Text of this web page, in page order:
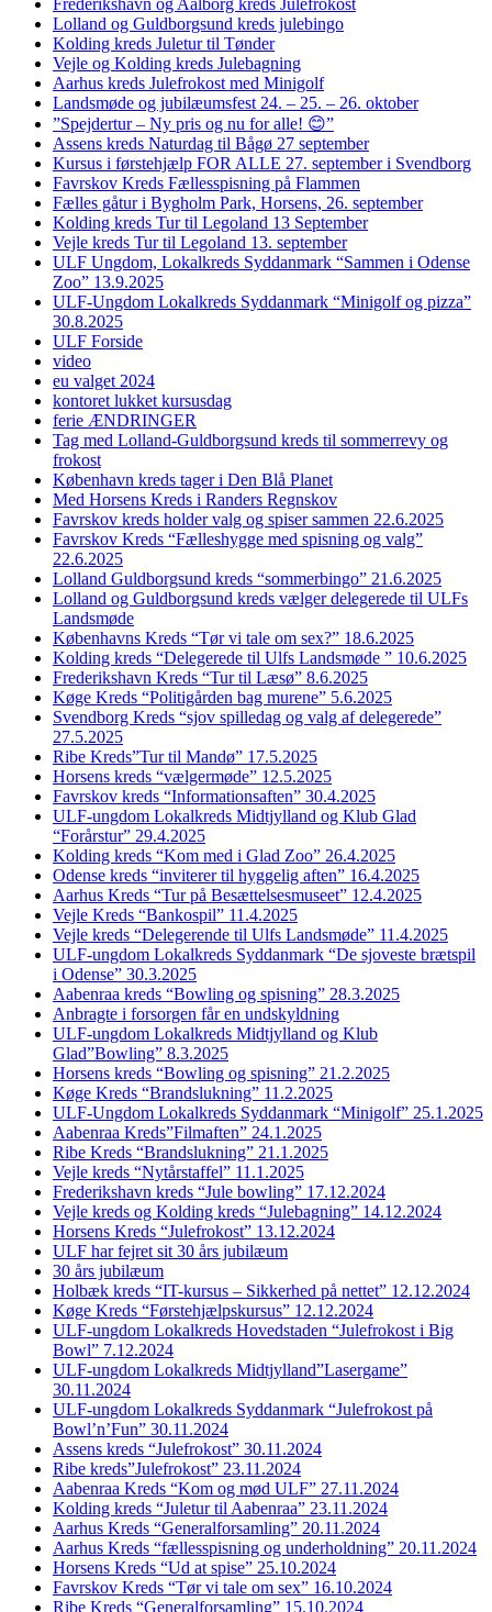
Lolland og Guldborgsund kreds julebingo
Kolding kreds Juletur til Tønder
Vejle og Kolding kreds Julebagning
Aarhus kreds Julefrokost med Minigolf
Landsmøde og jubilæumsfest 24. – 25. – 26. oktober
”Spejdertur – Ny pris og nu for alle! 😊”
Assens kreds Naturdag til Bågø 27 september
Kursus i førstehjælp FOR ALLE 27. september i Svendborg
Favrskov Kreds Fællesspisning på Flammen
Fælles gåtur i Bygholm Park, Horsens, 26. september
Kolding kreds Tur til Legoland 13 September
Vejle kreds Tur til Legoland 13. september
ULF Ungdom, Lokalkreds Syddanmark “Sammen i Odense
Zoo” 13.9.2025
ULF-Ungdom Lokalkreds Syddanmark “Minigolf og pizza”
30.8.2025
ULF Forside
video
eu valget 2024
kontoret lukket kursusdag
ferie ÆNDRINGER
Tag med Lolland-Guldborgsund kreds til sommerrevy og
frokost
København kreds tager i Den Blå Planet
Med Horsens Kreds i Randers Regnskov
Favrskov kreds holder valg og spiser sammen 22.6.2025
Favrskov Kreds “Fælleshygge med spisning og valg”
22.6.2025
Lolland Guldborgsund kreds “sommerbingo” 21.6.2025
Lolland og Guldborgsund kreds vælger delegerede til ULFs
Landsmøde
Københavns Kreds “Tør vi tale om sex?” 18.6.2025
Kolding kreds “Delegerede til Ulfs Landsmøde ” 10.6.2025
Frederikshavn Kreds “Tur til Læsø” 8.6.2025
Køge Kreds “Politigården bag murene” 5.6.2025
Svendborg Kreds “sjov spilledag og valg af delegerede”
27.5.2025
Ribe Kreds”Tur til Mandø” 17.5.2025
Horsens kreds “vælgermøde” 12.5.2025
Favrskov kreds “Informationsaften” 30.4.2025
ULF-ungdom Lokalkreds Midtjylland og Klub Glad
“Forårstur” 29.4.2025
Kolding kreds “Kom med i Glad Zoo” 26.4.2025
Odense kreds “inviterer til hyggelig aften” 16.4.2025
Aarhus Kreds “Tur på Besættelsesmuseet” 12.4.2025
Vejle Kreds “Bankospil” 11.4.2025
Vejle kreds “Delegerende til Ulfs Landsmøde” 11.4.2025
ULF-ungdom Lokalkreds Syddanmark “De sjoveste brætspil
i Odense” 30.3.2025
Aabenraa kreds “Bowling og spisning” 28.3.2025
Anbragte i forsorgen får en undskyldning
ULF-ungdom Lokalkreds Midtjylland og Klub
Glad”Bowling” 8.3.2025
Horsens kreds “Bowling og spisning” 21.2.2025
Køge Kreds “Brandslukning” 11.2.2025
ULF-Ungdom Lokalkreds Syddanmark “Minigolf” 25.1.2025
Aabenraa Kreds”Filmaften” 24.1.2025
Ribe Kreds “Brandslukning” 21.1.2025
Vejle kreds “Nytårstaffel” 11.1.2025
Frederikshavn kreds “Jule bowling” 17.12.2024
Vejle kreds og Kolding kreds “Julebagning” 14.12.2024
Horsens Kreds “Julefrokost” 13.12.2024
ULF har fejret sit 30 års jubilæum
30 års jubilæum
Holbæk kreds “IT-kursus – Sikkerhed på nettet” 12.12.2024
Køge Kreds “Førstehjælpskursus” 12.12.2024
ULF-ungdom Lokalkreds Hovedstaden “Julefrokost i Big
Bowl” 7.12.2024
ULF-ungdom Lokalkreds Midtjylland”Lasergame”
30.11.2024
ULF-ungdom Lokalkreds Syddanmark “Julefrokost på
Bowl’n’Fun” 30.11.2024
Assens kreds “Julefrokost” 30.11.2024
Ribe kreds”Julefrokost” 23.11.2024
Aabenraa Kreds “Kom og mød ULF” 27.11.2024
Kolding kreds “Juletur til Aabenraa” 23.11.2024
Aarhus Kreds “Generalforsamling” 20.11.2024
Aarhus Kreds “fællesspisning og underholdning” 20.11.2024
Horsens Kreds “Ud at spise” 25.10.2024
Favrskov Kreds “Tør vi tale om sex” 16.10.2024
Ribe Kreds “Generalforsamling” 15.10.2024